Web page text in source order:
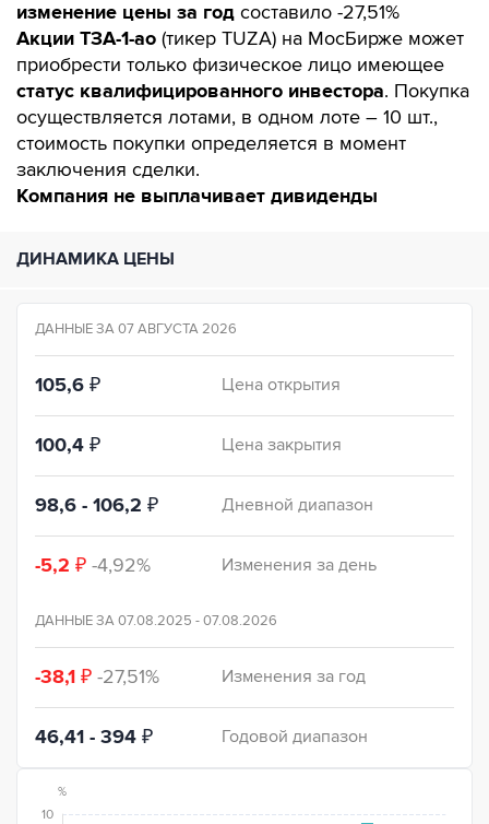
изменение цены за год составило -27,51%
Акции ТЗА-1-ао (тикер TUZA) на МосБирже может
приобрести только физическое лицо имеющее
статус квалифицированного инвестора. Покупка
осуществляется лотами, в одном лоте – 10 шт.,
стоимость покупки определяется в момент
заключения сделки.
Компания не выплачивает дивиденды
ДИНАМИКА ЦЕНЫ
%
10
ДАННЫЕ ЗА 07 АВГУСТА 2026
105,6 ₽ Цена открытия
100,4 ₽ Цена закрытия
98,6 - 106,2 ₽ Дневной диапазон
-5,2 ₽ -4,92% Изменения за день
ДАННЫЕ ЗА07.08.2025 - 07.08.2026
-38,1 ₽ -27,51% Изменения за год
46,41 - 394 ₽ Годовой диапазон